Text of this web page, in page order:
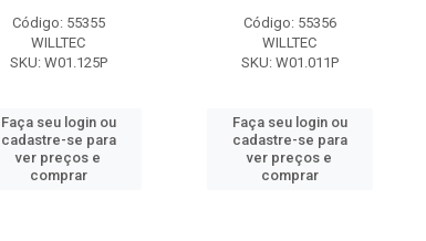
Código: 55355
WILLTEC
SKU: W01.125P
Faça seu login ou
cadastre-se para
ver preços e
comprar
Código: 55356
WILLTEC
SKU: W01.011P
Faça seu login ou
cadastre-se para
ver preços e
comprar